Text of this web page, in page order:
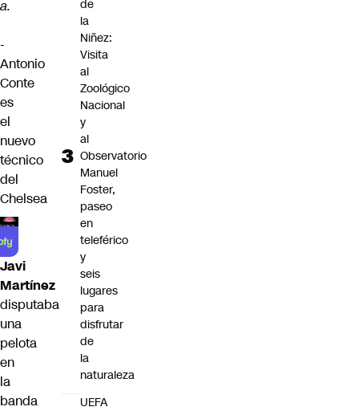
a.
-
Antonio
Conte
es
el
nuevo
técnico
del
Chelsea
Javi
Martínez
disputaba
una
pelota
en
la
banda
de
la
Niñez:
Visita
al
Zoológico
Nacional
y
al
Observatorio
Manuel
Foster,
paseo
en
teleférico
y
seis
lugares
para
disfrutar
de
la
naturaleza
UEFA